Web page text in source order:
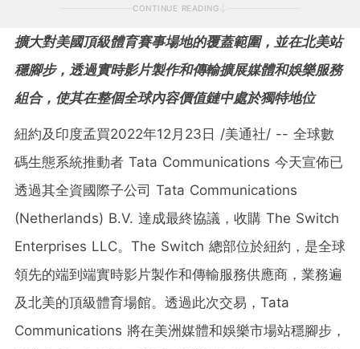
CONTINUE READING
擴大對美國頂級體育賽事場地的覆蓋範圍，並在北美站
穩腳步，透過實時影片製作和傳輸擴展媒體和娛樂服務
組合，使其在整個全球內容價值鏈中處於獨特地位
紐約及印度孟買2022年12月23日 /美通社/ -- 全球數
碼生態系統推動者 Tata Communications 今天宣佈已
透過其全資國際子公司 Tata Communications
(Netherlands) B.V. 達成最終協議，收購 The Switch
Enterprises LLC。The Switch 總部位於紐約，是全球
領先的端到端實時影片製作和傳輸服務供應商，業務遍
及北美的頂級體育場館。透過此次交易，Tata
Communications 將在美洲媒體和娛樂市場站穩腳步，